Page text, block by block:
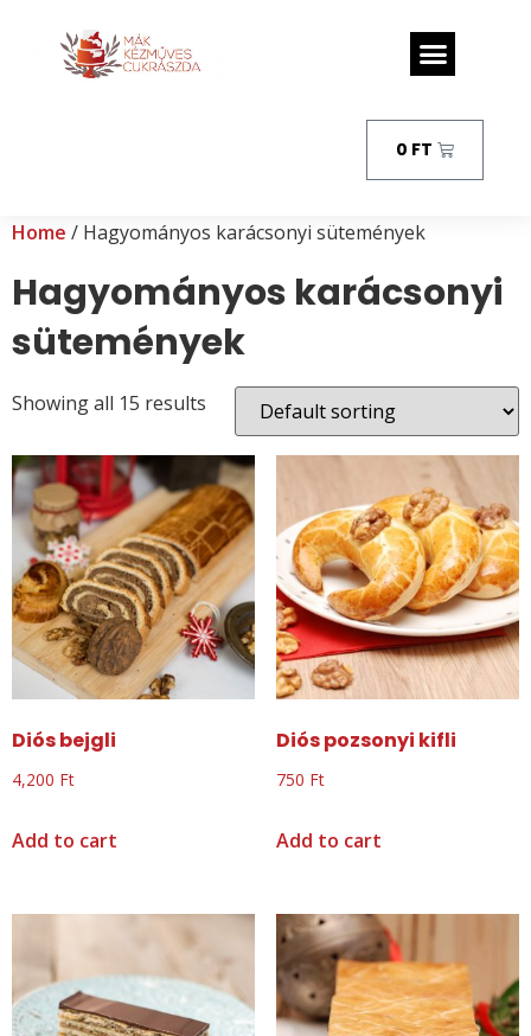
0 FT
Home / Hagyományos karácsonyi sütemények
Hagyományos karácsonyi
sütemények
Showing all 15 results
Diós bejgli
4,200 Ft
Add to cart
Diós pozsonyi kifli
750 Ft
Add to cart